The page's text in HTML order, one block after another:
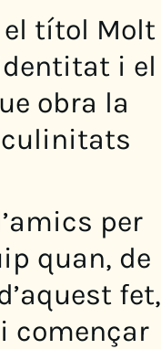
el títol Molt
i el
obra la
per
quan, de
fet,
començar